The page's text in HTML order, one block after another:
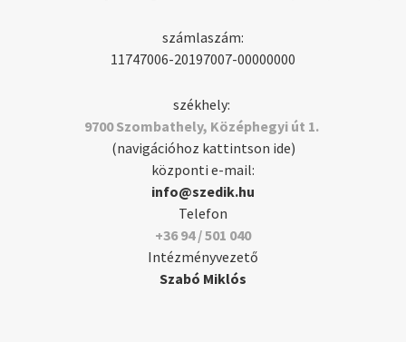
számlaszám:
11747006-20197007-00000000
székhely:
9700 Szombathely, Középhegyi út 1.
(navigációhoz kattintson ide)
központi e-mail:
info@szedik.hu
Telefon
+36 94 / 501 040
Intézményvezető
Szabó Miklós